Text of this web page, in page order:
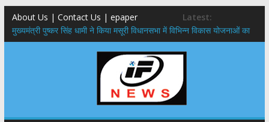
About Us | Contact Us | epaper Latest:
पुष्पवर्षा और चरण प्रक्षालन के साथ देवभूमि ने किया शिवभक्त कांवड़ियों का
अभिनंदन,मुख्यमंत्री ने स्वास्थ्य सेवा शिविर का किया शुभारंभ, श्रद्धालुओं को अपने
मुख्यमंत्री पुष्कर सिंह धामी ने किया मसूरी विधानसभा में विभिन्न विकास योजनाओं का
एमडीडीए बोर्ड बैठक, देहरादून और मसूरी के विकास के लिए 25 बड़े प्रस्तावों को मिली
बुजुर्ग-दिव्यांगों के घर जाएंगे बीएलओ, करेंगे नोटिसों का निस्तारण